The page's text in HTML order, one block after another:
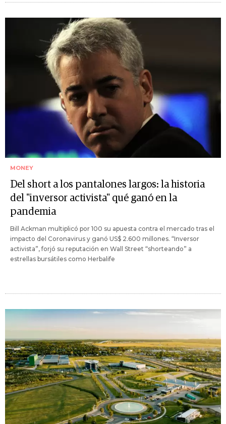
MONEY
Del short a los pantalones largos: la historia
del "inversor activista" qué ganó en la
pandemia
Bill Ackman multiplicó por 100 su apuesta contra el mercado tras el
impacto del Coronavirus y ganó US$ 2.600 millones. “Inversor
activista”, forjó su reputación en Wall Street “shorteando” a
estrellas bursátiles como Herbalife